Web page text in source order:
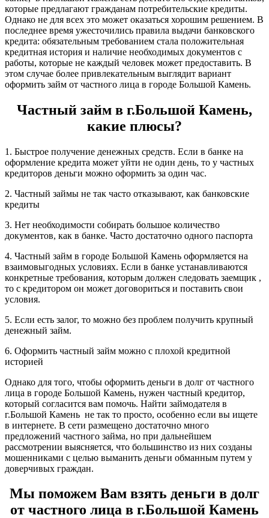
которые предлагают гражданам потребительские кредиты.
Однако не для всех это может оказаться хорошим решением. В
последнее время ужесточились правила выдачи банковского
кредита: обязательным требованием стала положительная
кредитная история и наличие необходимых документов с
работы, которые не каждый человек может предоставить. В
этом случае более привлекательным выглядит вариант
оформить займ от частного лица в городе Большой Камень.
Частный займ в г.Большой Камень,
какие плюсы?
1. Быстрое получение денежных средств. Если в банке на
оформление кредита может уйти не один день, то у частных
кредиторов деньги можно оформить за один час.
2. Частный займы не так часто отказывают, как банковские
кредиты
3. Нет необходимости собирать большое количество
документов, как в банке. Часто достаточно одного паспорта
4. Частный займ в городе Большой Камень оформляется на
взаимовыгодных условиях. Если в банке устанавливаются
конкретные требования, которым должен следовать заемщик ,
то с кредитором он может договориться и поставить свои
условия.
5. Если есть залог, то можно без проблем получить крупный
денежный займ.
6. Оформить частный займ можно с плохой кредитной
историей
Однако для того, чтобы оформить деньги в долг от частного
лица в городе Большой Камень, нужен частный кредитор,
который согласится вам помочь. Найти займодателя в
г.Большой Камень не так то просто, особенно если вы ищете
в интернете. В сети размещено достаточно много
предложений частного займа, но при дальнейшем
рассмотрении выясняется, что большинство из них созданы
мошенниками с целью выманить деньги обманным путем у
доверчивых граждан.
Мы поможем Вам взять деньги в долг
от частного лица в г.Большой Камень